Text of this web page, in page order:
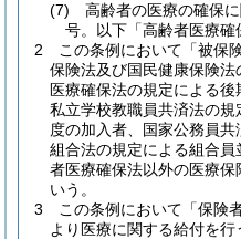
(7)
高齢者の医療の確保
号。以下「高齢者医療確
2
この条例において「被保
保険法及び国民健康保険
医療確保法の規定による後
私立学校教職員共済法の規
度の加入者、国家公務員
組合法の規定による組合
者医療確保法以外の医療
いう。
3
この条例において「保険
より医療に関する給付を